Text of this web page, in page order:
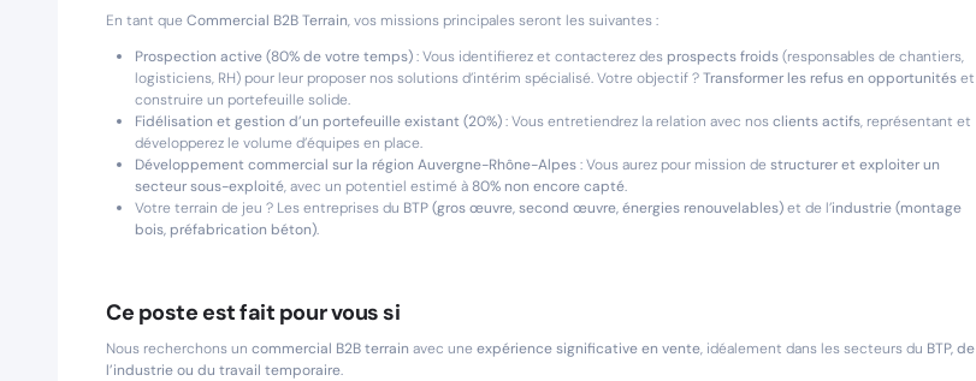
En tant que Commercial B2B Terrain, vos missions principales seront les suivantes :
Prospection active (80% de votre temps): Vous identifierez et contacterez des prospects froids(responsables de chantiers,
logisticiens, RH) pour leur proposer nos solutions d’intérim spécialisé. Votre objectif ?Transformer les refus en opportunitéset
construire un portefeuille solide.
Fidélisation et gestion d’un portefeuille existant (20%): Vous entretiendrez la relation avec nosclients actifs, représentant et
développerez le volume d’équipes en place.
Développement commercial sur la région Auvergne-Rhône-Alpes: Vous aurez pour mission de structurer et exploiter un
secteur sous-exploité, avec un potentiel estimé à 80% non encore capté.
Votre terrain de jeu ? Les entreprises du BTP (gros œuvre, second œuvre, énergies renouvelables)et de l’industrie (montage
bois, préfabrication béton).
Ce poste est fait pour vous si
Nous recherchons un commercial B2B terrain avec une expérience significative en vente, idéalement dans les secteurs du BTP, de
l’industrie ou du travail temporaire.